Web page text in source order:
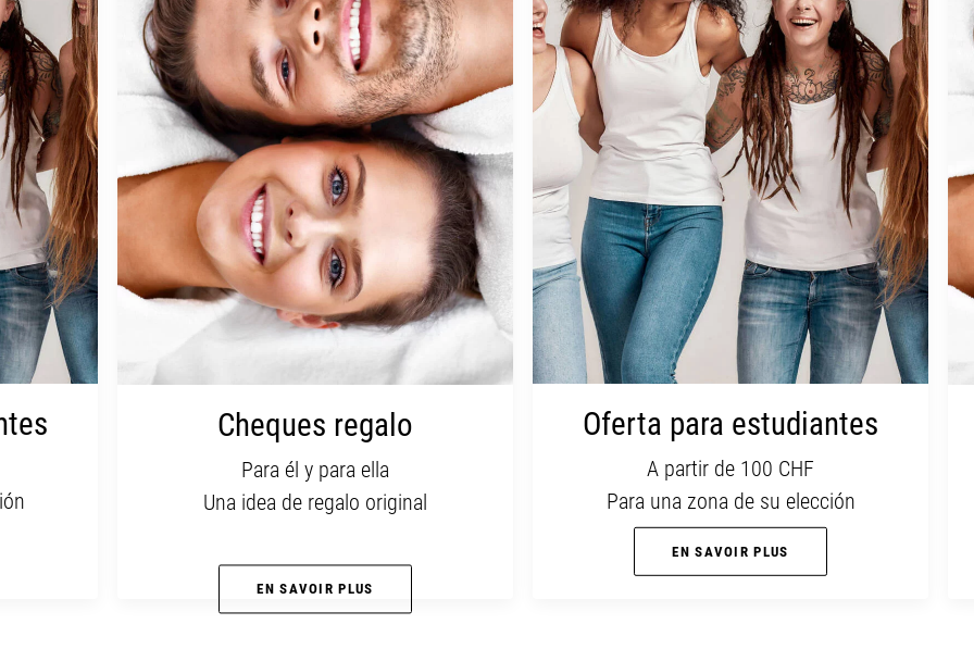
Cheques regalo
Para él y para ella
Una idea de regalo original
EN SAVOIR PLUS
Oferta para estudiantes
A partir de 100 CHF
Para una zona de su elección
EN SAVOIR PLUS